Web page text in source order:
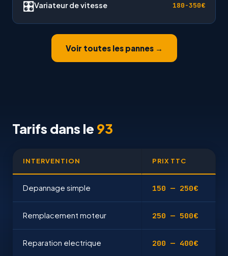
🎛Variateur de vitesse 180-350€
Voir toutes les pannes →
Tarifs dans le 93
INTERVENTION PRIX TTC
Depannage simple 150 — 250€
Remplacement moteur 250 — 500€
Reparation electrique 200 — 400€